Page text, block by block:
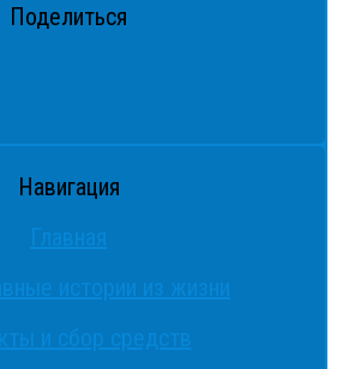
Поделиться
Навигация
Главная
истории из жизни
и сбор средств